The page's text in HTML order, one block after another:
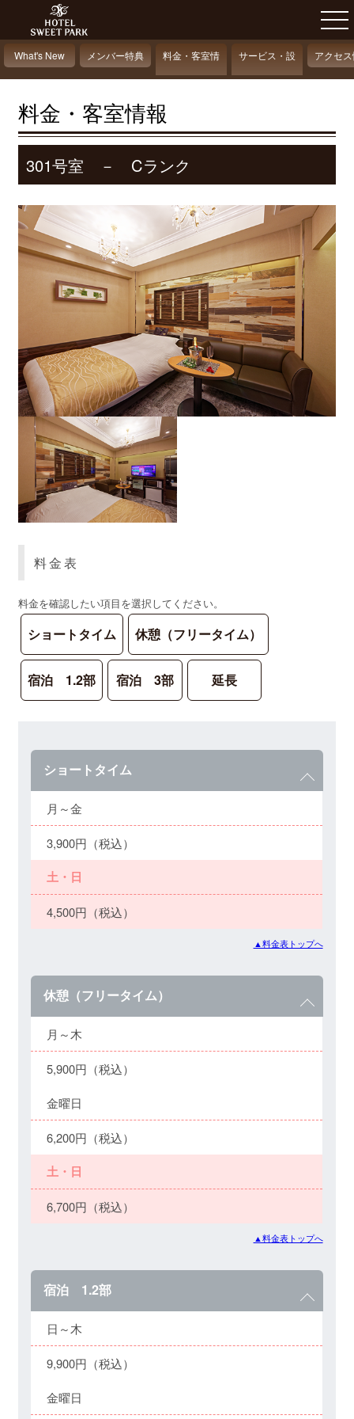
What's New メンバー特典
料金・客室情
報
サービス・設
備情報
アクセ
料金・客室情報
301号室 － Cランク
料金表
料金を確認したい項目を選択してください。
ショートタイム 休憩（フリータイム）
宿泊 1.2部 宿泊 3部 延長
ショートタイム
月～金
3,900円（税込）
土・日
4,500円（税込）
▲料金表トップへ
休憩（フリータイム）
月～木
5,900円（税込）
金曜日
6,200円（税込）
土・日
6,700円（税込）
▲料金表トップへ
宿泊 1.2部
日～木
9,900円（税込）
金曜日